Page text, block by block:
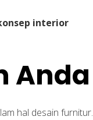
interior
Anda
hal desain furnitur.